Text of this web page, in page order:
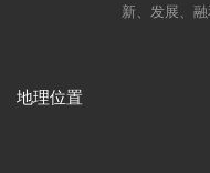
新、发展、
地理位置